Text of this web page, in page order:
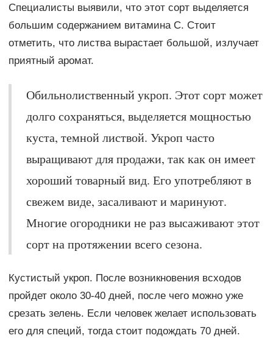
Специалисты выявили, что этот сорт выделяется
большим содержанием витамина С. Стоит
отметить, что листва вырастает большой, излучает
приятный аромат.
Обильнолиственный укроп. Этот сорт может
долго сохраняться, выделяется мощностью
куста, темной листвой. Укроп часто
выращивают для продажи, так как он имеет
хороший товарный вид. Его употребляют в
свежем виде, засаливают и маринуют.
Многие огородники не раз высаживают этот
сорт на протяжении всего сезона.
Кустистый укроп. После возникновения всходов
пройдет около 30-40 дней, после чего можно уже
срезать зелень. Если человек желает использовать
его для специй, тогда стоит подождать 70 дней.